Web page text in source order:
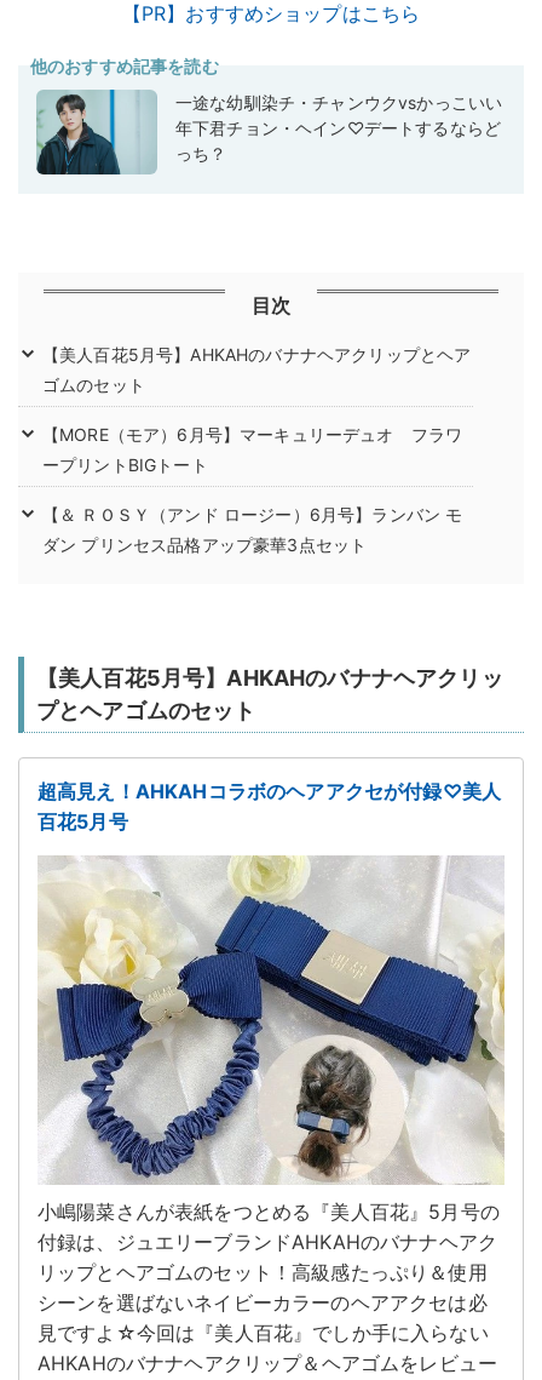
【PR】おすすめショップはこちら
他のおすすめ記事を読む
一途な幼馴染チ・チャンウクvsかっこいい
年下君チョン・ヘイン♡デートするならど
っち？
目次
【美人百花5月号】AHKAHのバナナヘアクリップとヘア
ゴムのセット
【MORE（モア）6月号】マーキュリーデュオ フラワ
ープリントBIGトート
【＆ ＲＯＳＹ（アンド ロージー）6月号】ランバン モ
ダン プリンセス品格アップ豪華3点セット
【美人百花5月号】AHKAHのバナナヘアクリッ
プとヘアゴムのセット
超高見え！AHKAHコラボのヘアアクセが付録♡美人
百花5月号
小嶋陽菜さんが表紙をつとめる『美人百花』5月号の
付録は、ジュエリーブランドAHKAHのバナナヘアク
リップとヘアゴムのセット！高級感たっぷり＆使用
シーンを選ばないネイビーカラーのヘアアクセは必
見ですよ☆今回は『美人百花』でしか手に入らない
AHKAHのバナナヘアクリップ＆ヘアゴムをレビュー